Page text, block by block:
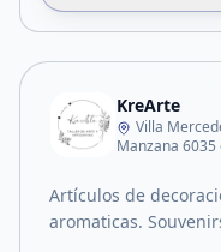
KreArte
Villa
Manzana 6035
Artículos de
aromaticas.